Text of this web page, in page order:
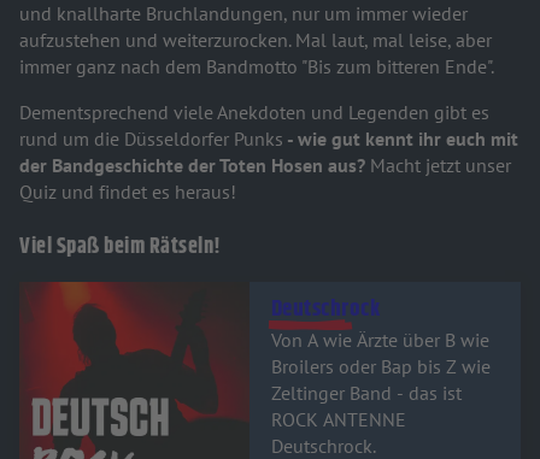
und knallharte Bruchlandungen, nur um immer wieder
aufzustehen und weiterzurocken. Mal laut, mal leise, aber
immer ganz nach dem Bandmotto "Bis zum bitteren Ende".
Dementsprechend viele Anekdoten und Legenden gibt es
rund um die Düsseldorfer Punks - wie gut kennt ihr euch mit
der Bandgeschichte der Toten Hosen aus? Macht jetzt unser
Quiz und findet es heraus!
Viel Spaß beim Rätseln!
Deutschrock
Von A wie Ärzte über B wie
Broilers oder Bap bis Z wie
Zeltinger Band - das ist
ROCK ANTENNE
Deutschrock.